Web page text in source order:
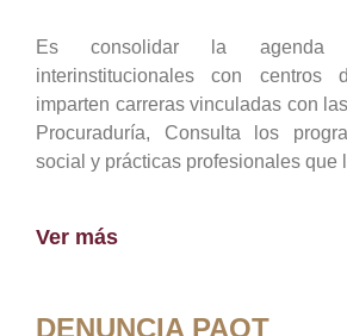
Es consolidar la agenda
interinstitucionales con centros
imparten carreras vinculadas con
Procuraduría, Consulta los
social y prácticas profesionales que
Ver más
DENUNCIA PAOT